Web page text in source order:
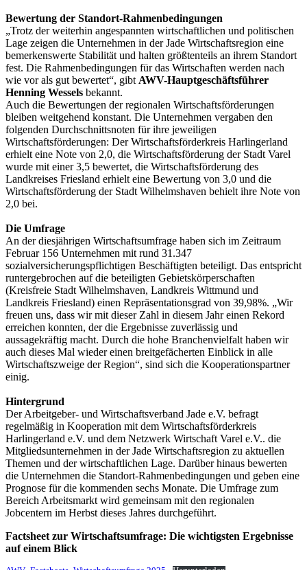
Bewertung der Standort-Rahmenbedingungen
„Trotz der weiterhin angespannten wirtschaftlichen und politischen
Lage zeigen die Unternehmen in der Jade Wirtschaftsregion eine
bemerkenswerte Stabilität und halten größtenteils an ihrem Standort
fest. Die Rahmenbedingungen für das Wirtschaften werden nach
wie vor als gut bewertet“, gibt AWV-Hauptgeschäftsführer
Henning Wessels bekannt.
Auch die Bewertungen der regionalen Wirtschaftsförderungen
bleiben weitgehend konstant. Die Unternehmen vergaben den
folgenden Durchschnittsnoten für ihre jeweiligen
Wirtschaftsförderungen: Der Wirtschaftsförderkreis Harlingerland
erhielt eine Note von 2,0, die Wirtschaftsförderung der Stadt Varel
wurde mit einer 3,5 bewertet, die Wirtschaftsförderung des
Landkreises Friesland erhielt eine Bewertung von 3,0 und die
Wirtschaftsförderung der Stadt Wilhelmshaven behielt ihre Note von
2,0 bei.
Die Umfrage
An der diesjährigen Wirtschaftsumfrage haben sich im Zeitraum
Februar 156 Unternehmen mit rund 31.347
sozialversicherungspflichtigen Beschäftigten beteiligt. Das entspricht
runtergebrochen auf die beteiligten Gebietskörperschaften
(Kreisfreie Stadt Wilhelmshaven, Landkreis Wittmund und
Landkreis Friesland) einen Repräsentationsgrad von 39,98%. „Wir
freuen uns, dass wir mit dieser Zahl in diesem Jahr einen Rekord
erreichen konnten, der die Ergebnisse zuverlässig und
aussagekräftig macht. Durch die hohe Branchenvielfalt haben wir
auch dieses Mal wieder einen breitgefächerten Einblick in alle
Wirtschaftszweige der Region“, sind sich die Kooperationspartner
einig.
Hintergrund
Der Arbeitgeber- und Wirtschaftsverband Jade e.V. befragt
regelmäßig in Kooperation mit dem Wirtschaftsförderkreis
Harlingerland e.V. und dem Netzwerk Wirtschaft Varel e.V.. die
Mitgliedsunternehmen in der Jade Wirtschaftsregion zu aktuellen
Themen und der wirtschaftlichen Lage. Darüber hinaus bewerten
die Unternehmen die Standort-Rahmenbedingungen und geben eine
Prognose für die kommenden sechs Monate. Die Umfrage zum
Bereich Arbeitsmarkt wird gemeinsam mit den regionalen
Jobcentern im Herbst dieses Jahres durchgeführt.
Factsheet zur Wirtschaftsumfrage: Die wichtigsten Ergebnisse
auf einem Blick